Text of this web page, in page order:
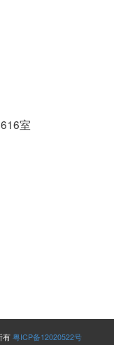
室
有 粤ICP备12020522号